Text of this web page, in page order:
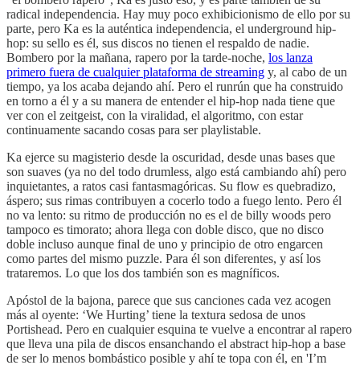
radical independencia. Hay muy poco exhibicionismo de ello por su
parte, pero Ka es la auténtica independencia, el underground hip-
hop: su sello es él, sus discos no tienen el respaldo de nadie.
Bombero por la mañana, rapero por la tarde-noche, los lanza
primero fuera de cualquier plataforma de streaming y, al cabo de un
tiempo, ya los acaba dejando ahí. Pero el runrún que ha construido
en torno a él y a su manera de entender el hip-hop nada tiene que
ver con el zeitgeist, con la viralidad, el algoritmo, con estar
continuamente sacando cosas para ser playlistable.
Ka ejerce su magisterio desde la oscuridad, desde unas bases que
son suaves (ya no del todo drumless, algo está cambiando ahí) pero
inquietantes, a ratos casi fantasmagóricas. Su flow es quebradizo,
áspero; sus rimas contribuyen a cocerlo todo a fuego lento. Pero él
no va lento: su ritmo de producción no es el de billy woods pero
tampoco es timorato; ahora llega con doble disco, que no disco
doble incluso aunque final de uno y principio de otro engarcen
como partes del mismo puzzle. Para él son diferentes, y así los
trataremos. Lo que los dos también son es magníficos.
Apóstol de la bajona, parece que sus canciones cada vez acogen
más al oyente: ‘We Hurting’ tiene la textura sedosa de unos
Portishead. Pero en cualquier esquina te vuelve a encontrar al rapero
que lleva una pila de discos ensanchando el abstract hip-hop a base
de ser lo menos bombástico posible y ahí te topa con él, en 'I’m